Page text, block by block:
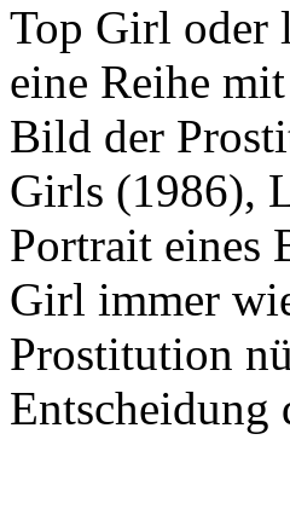
Top Girl oder
eine Reihe
Bild der
Girls (1986),
Portrait eines
Girl immer
Prostitution
Entscheidung